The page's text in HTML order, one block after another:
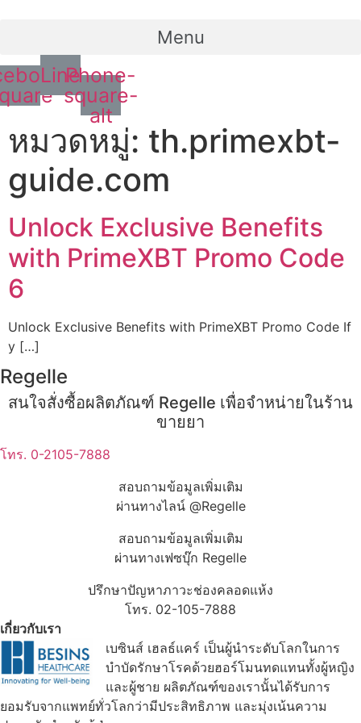
Menu
LinePhone-
square-
alt
หมวดหมู่: th.primexbt-
guide.com
Unlock Exclusive Benefits
with PrimeXBT Promo Code
6
Unlock Exclusive Benefits with PrimeXBT Promo Code If
y […]
Regelle
สนใจสั่งซื้อผลิตภัณฑ์ Regelle เพื่อจำหน่ายในร้าน
ขายยา
โทร. 0-2105-7888
สอบถามข้อมูลเพิ่มเติม
ผ่านทางไลน์ @Regelle
สอบถามข้อมูลเพิ่มเติม
ผ่านทางเฟซบุ๊ก Regelle
ปรึกษาปัญหาภาวะช่องคลอดแห้ง
โทร. 02-105-7888
เกี่ยวกับเรา
เบซินส์ เฮลธ์แคร์ เป็นผู้นำระดับโลกในการ
บำบัดรักษาโรคด้วยฮอร์โมนทดแทนทั้งผู้หญิง
และผู้ชาย ผลิตภัณฑ์ของเรานั้นได้รับการ
ยอมรับจากแพทย์ทั่วโลกว่ามีประสิทธิภาพ และมุ่งเน้นความ